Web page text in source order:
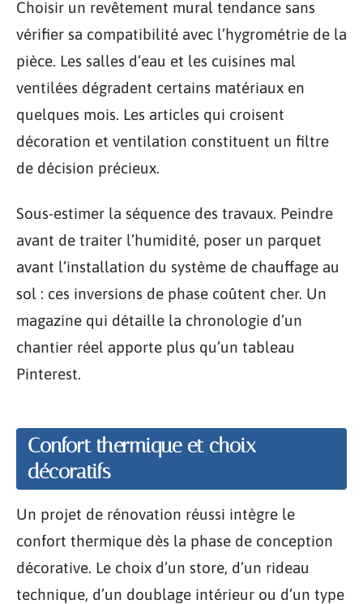
Choisir un revêtement mural tendance sans
vérifier sa compatibilité avec l’hygrométrie de la
pièce. Les salles d’eau et les cuisines mal
ventilées dégradent certains matériaux en
quelques mois. Les articles qui croisent
décoration et ventilation constituent un filtre
de décision précieux.
Sous-estimer la séquence des travaux. Peindre
avant de traiter l’humidité, poser un parquet
avant l’installation du système de chauffage au
sol : ces inversions de phase coûtent cher. Un
magazine qui détaille la chronologie d’un
chantier réel apporte plus qu’un tableau
Pinterest.
Confort thermique et choix
décoratifs
Un projet de rénovation réussi intègre le
confort thermique dès la phase de conception
décorative. Le choix d’un store, d’un rideau
technique, d’un doublage intérieur ou d’un type